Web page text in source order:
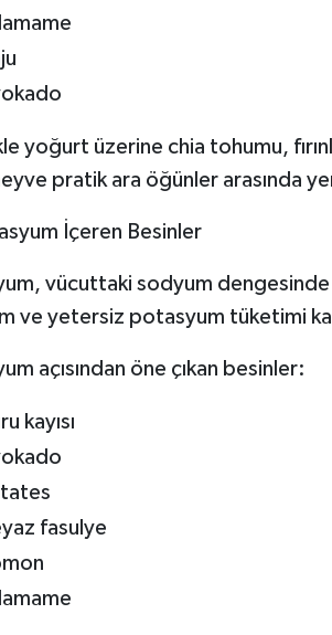
yoğurt üzerine chia tohumu,
pratik ara öğünler arasında
İçeren Besinler
vücuttaki sodyum
ve yetersiz potasyum tüketimi kan
açısından öne çıkan besinler:
kayısı
fasulye